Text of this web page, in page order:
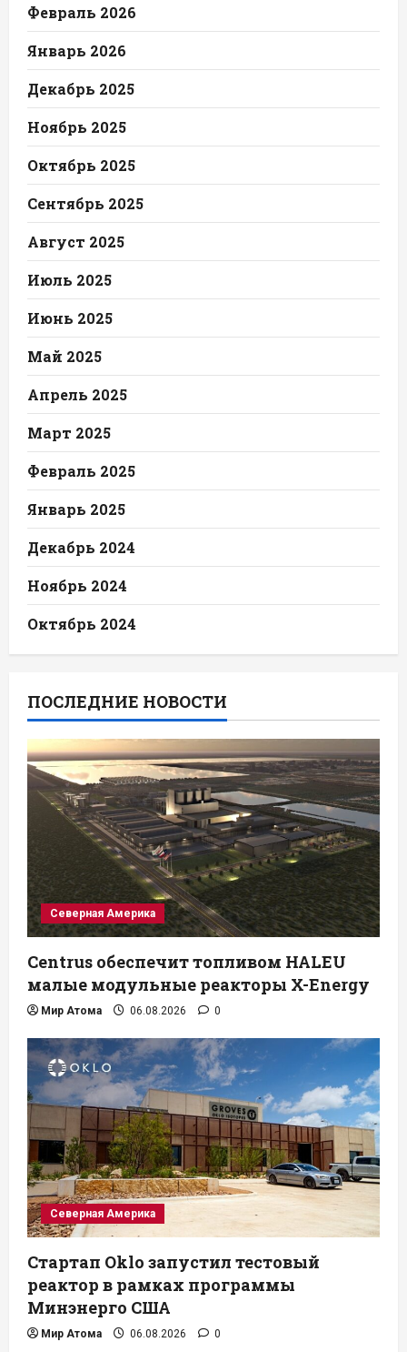
Февраль 2026
Январь 2026
Декабрь 2025
Ноябрь 2025
Октябрь 2025
Сентябрь 2025
Август 2025
Июль 2025
Июнь 2025
Май 2025
Апрель 2025
Март 2025
Февраль 2025
Январь 2025
Декабрь 2024
Ноябрь 2024
Октябрь 2024
ПОСЛЕДНИЕ НОВОСТИ
Северная Америка
Centrus обеспечит топливом HALEU
малые модульные реакторы X-Energy
Мир Атома 06.08.2026 0
Северная Америка
Стартап Oklo запустил тестовый
реактор в рамках программы
Минэнерго США
Мир Атома 06.08.2026 0